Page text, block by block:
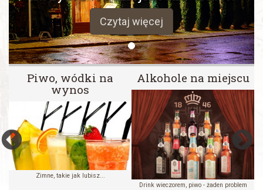
Czytaj więcej
Piwo, wódki na
wynos
Zimne, takie jak lubisz...
Alkohole na miejscu
Drink wieczorem, piwo - żaden problem